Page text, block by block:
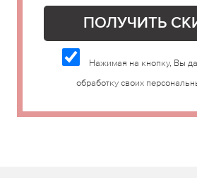
Нажимая на кнопку, Вы
обработку своих